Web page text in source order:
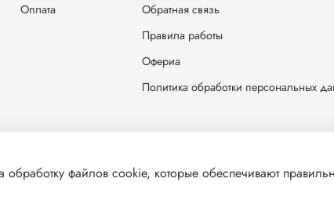
Оплата
Обратная связь
Правила работы
Офериа
Политика обработки персональных
запрещено
файлов cookie, которые обеспечивают